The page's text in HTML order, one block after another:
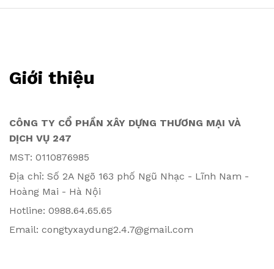
Giới thiệu
CÔNG TY CỔ PHẦN XÂY DỰNG THƯƠNG MẠI VÀ
DỊCH VỤ 247
MST: 0110876985
Địa chỉ: Số 2A Ngõ 163 phố Ngũ Nhạc - Lĩnh Nam -
Hoàng Mai - Hà Nội
Hotline: 0988.64.65.65
Email: congtyxaydung2.4.7@gmail.com